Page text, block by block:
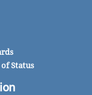
Status